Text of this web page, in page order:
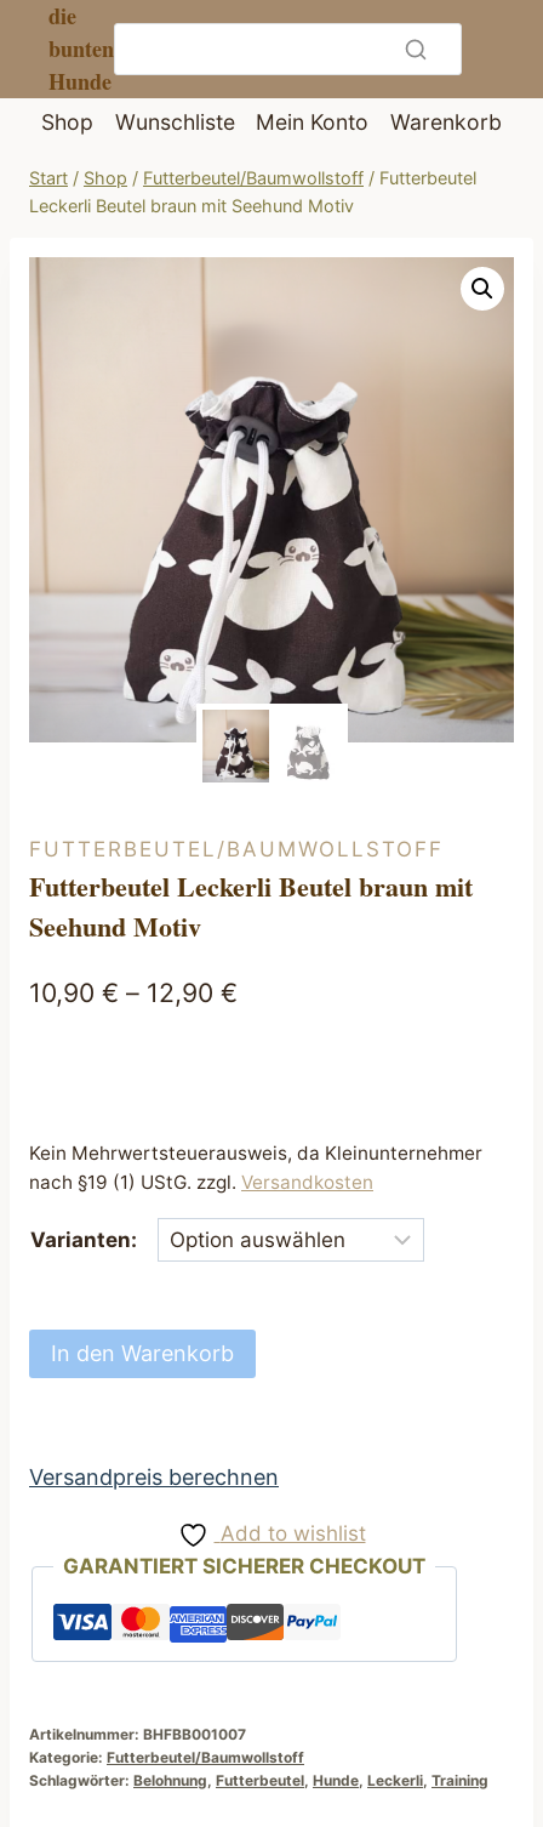
Inhalt
springen
die
bunten
Hunde
Shop Wunschliste Mein Konto Warenkorb
Start / Shop / Futterbeutel/Baumwollstoff / Futterbeutel
Leckerli Beutel braun mit Seehund Motiv
FUTTERBEUTEL/BAUMWOLLSTOFF
Futterbeutel Leckerli Beutel braun mit
Seehund Motiv
10,90 € – 12,90 €
Kein Mehrwertsteuerausweis, da Kleinunternehmer
nach §19 (1) UStG. zzgl. Versandkosten
Varianten:
Futterbeutel
Leckerli
mit
Menge
In den Warenkorb
Versandpreis berechnen
Add to wishlist
GARANTIERT SICHERER CHECKOUT
Artikelnummer: BHFBB001007
Kategorie: Futterbeutel/Baumwollstoff
Schlagwörter: Belohnung, Futterbeutel, Hunde, Leckerli, Training